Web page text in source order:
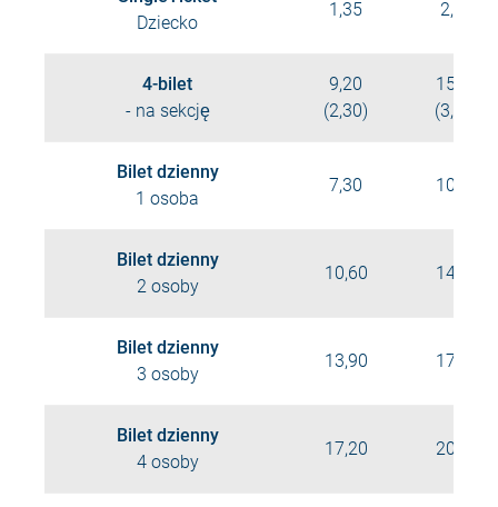
Dziecko
1,35 2,20
4-bilet
- na sekcję
9,20
(2,30)
15,20
(3,80)
Bilet dzienny
1 osoba
7,30 10,90
Bilet dzienny
2 osoby
10,60 14,20
Bilet dzienny
3 osoby
13,90 17,50
Bilet dzienny
4 osoby
17,20 20,80